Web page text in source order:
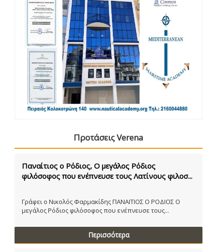
Προτάσεις Verena
Παναίτιος ο Ρόδιος, Ο μεγάλος Ρόδιος
φιλόσοφος που ενέπνευσε τους Λατίνους φιλοσ...
Γράφει ο Νικολός Φαρμακίδης ΠΑΝΑΙΤΙΟΣ Ο ΡΟΔΙΟΣ Ο
μεγάλος Ρόδιος φιλόσοφος που ενέπνευσε τους...
Περισσότερα